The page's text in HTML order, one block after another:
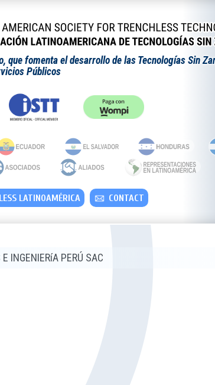
fomenta el desarrollo de las Tecnologías Sin
Públicos
LATINOAMÉRICA CONTACT
INGENIERíA PERÚ SAC